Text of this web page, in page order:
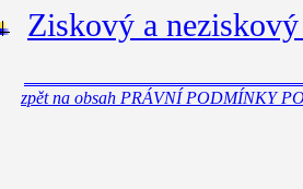
Ziskový a
zpět na obsah PRÁVNÍ PODMÍNKY